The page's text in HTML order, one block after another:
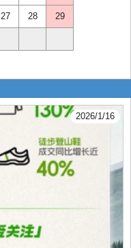
27 28 29
2026/1/16